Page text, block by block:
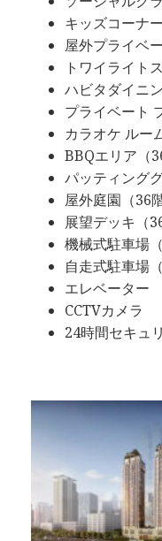
キッズコーナ
屋外プライベ
トワイライト
ハビタダイニ
プライベート
カラオケ ルー
BBQエリア（
パッティング
屋外庭園（36階
展望デッキ（
機械式駐車場
自走式駐車場
エレベーター
CCTVカメラ
24時間セキュ